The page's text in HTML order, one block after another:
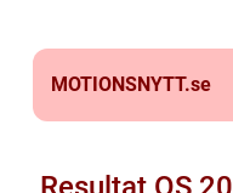
MOTIONSNYTT.se